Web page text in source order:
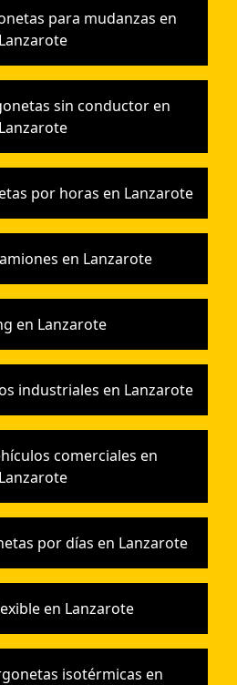
para mudanzas en
Lanzarote
sin conductor en
Lanzarote
por horas en Lanzarote
en Lanzarote
en Lanzarote
industriales en Lanzarote
comerciales en
Lanzarote
por días en Lanzarote
en Lanzarote
isotérmicas en